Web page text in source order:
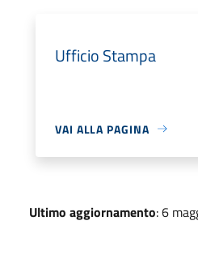
Ufficio Stampa
VAI ALLA PAGINA
Ultimo aggiornamento: 6